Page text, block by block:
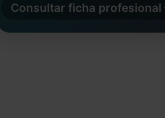
Consultar ficha profesional